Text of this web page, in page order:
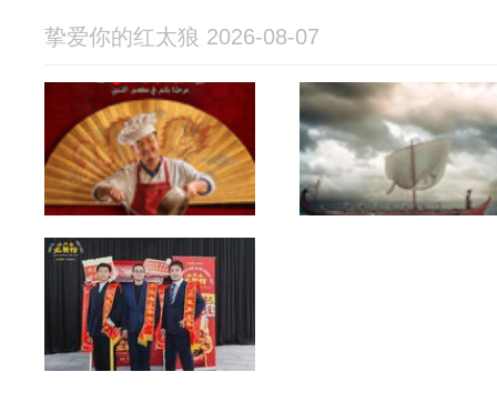
挚爱你的红太狼 2026-08-07